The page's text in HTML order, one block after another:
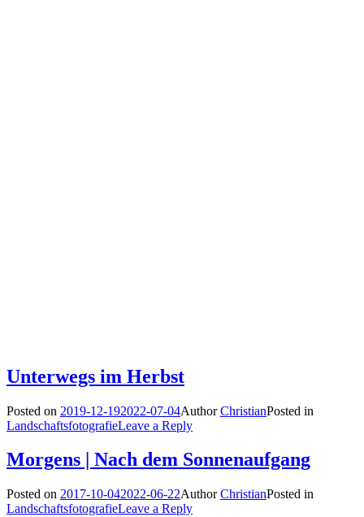
Unterwegs im Herbst
Posted on 2019-12-192022-07-04AuthorChristianPosted in
LandschaftsfotografieLeave a Reply
Morgens | Nach dem Sonnenaufgang
Posted on 2017-10-042022-06-22AuthorChristianPosted in
LandschaftsfotografieLeave a Reply